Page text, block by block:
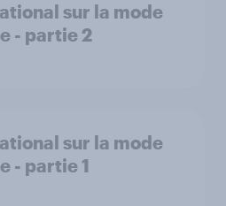
sur la mode
- partie 2
sur la mode
- partie 1